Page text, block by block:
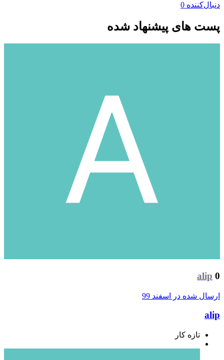
دنبال‌کننده 0
پست های پیشنهاد شده
alip 0
ارسال شده در اسفند 99
alip
تازه کار